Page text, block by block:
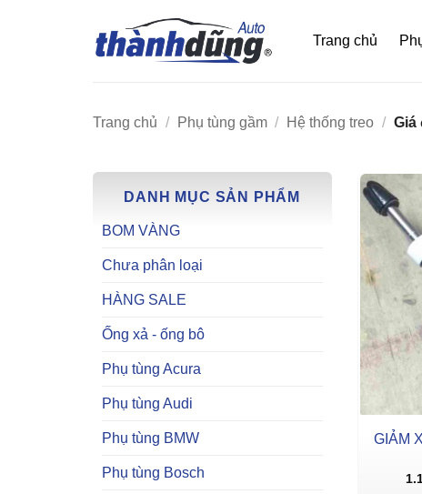
Trang chủ
Trang chủ / Phụ tùng gầm / Hệ thống treo / Giá
DANH MỤC SẢN PHẨM
BOM VÀNG
Chưa phân loại
HÀNG SALE
Ống xả - ống bô
Phụ tùng Acura
Phụ tùng Audi
Phụ tùng BMW
Phụ tùng Bosch
GIẢM